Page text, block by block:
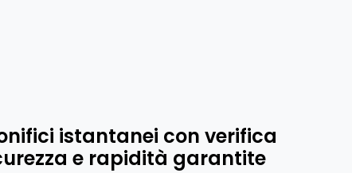
istantanei con verifica
e rapidità garantite